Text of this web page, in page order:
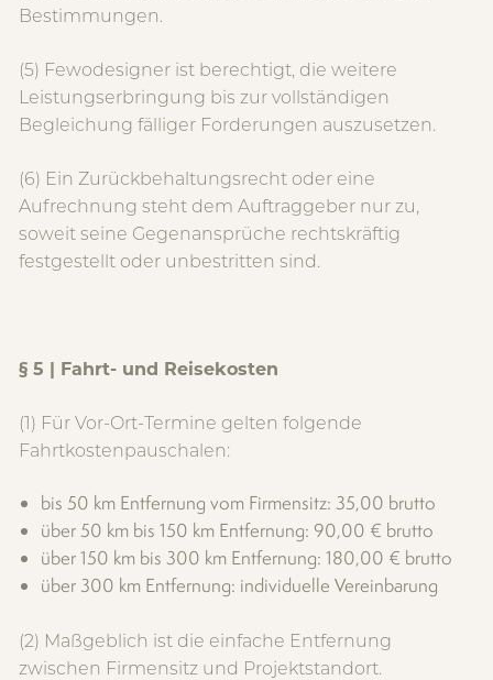
Bestimmungen.
(5) Fewodesigner ist berechtigt, die weitere
Leistungserbringung bis zur vollständigen
Begleichung fälliger Forderungen auszusetzen.
(6) Ein Zurückbehaltungsrecht oder eine
Aufrechnung steht dem Auftraggeber nur zu,
soweit seine Gegenansprüche rechtskräftig
festgestellt oder unbestritten sind.
§ 5 | Fahrt- und Reisekosten
(1) Für Vor-Ort-Termine gelten folgende
Fahrtkostenpauschalen:
bis 50 km Entfernung vom Firmensitz: 35,00 brutto
über 50 km bis 150 km Entfernung: 90,00 € brutto
über 150 km bis 300 km Entfernung: 180,00 € brutto
über 300 km Entfernung: individuelle Vereinbarung
(2) Maßgeblich ist die einfache Entfernung
zwischen Firmensitz und Projektstandort.